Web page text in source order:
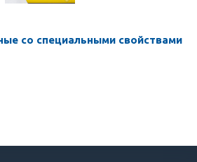
со специальными свойствами